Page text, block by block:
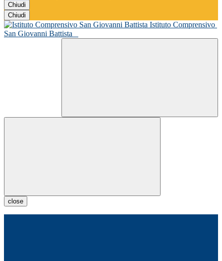
Chiudi
Chiudi
Istituto Comprensivo
San Giovanni Battista
close